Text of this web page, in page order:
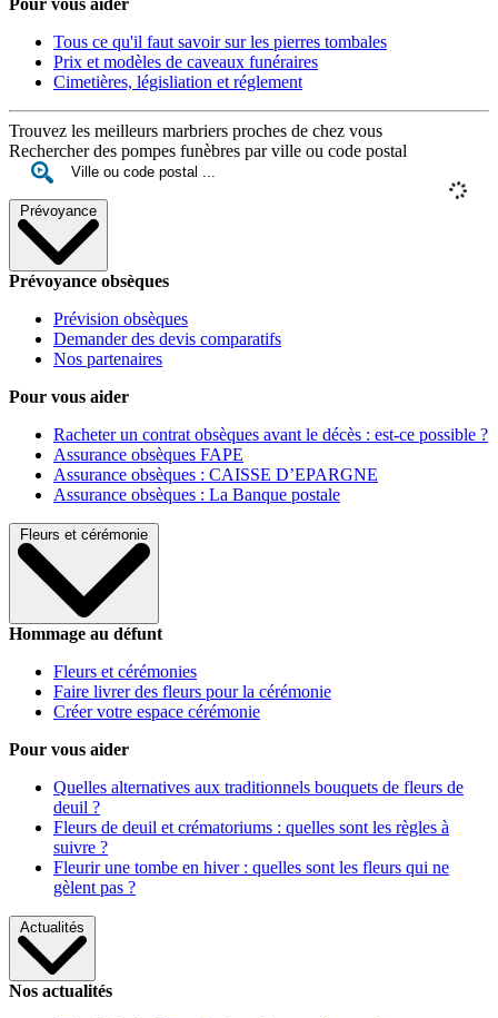
Tous ce qu'il faut savoir sur les pierres tombales
Prix et modèles de caveaux funéraires
Cimetières, législiation et réglement
Trouvez les meilleurs marbriers proches de chez vous
Rechercher des pompes funèbres par ville ou code postal
Prévoyance
Prévoyance obsèques
Prévision obsèques
Demander des devis comparatifs
Nos partenaires
Pour vous aider
Racheter un contrat obsèques avant le décès : est-ce possible ?
Assurance obsèques FAPE
Assurance obsèques : CAISSE D’EPARGNE
Assurance obsèques : La Banque postale
Fleurs et cérémonie
Hommage au défunt
Fleurs et cérémonies
Faire livrer des fleurs pour la cérémonie
Créer votre espace cérémonie
Pour vous aider
Quelles alternatives aux traditionnels bouquets de fleurs de
deuil ?
Fleurs de deuil et crématoriums : quelles sont les règles à
suivre ?
Fleurir une tombe en hiver : quelles sont les fleurs qui ne
gèlent pas ?
Actualités
Nos actualités